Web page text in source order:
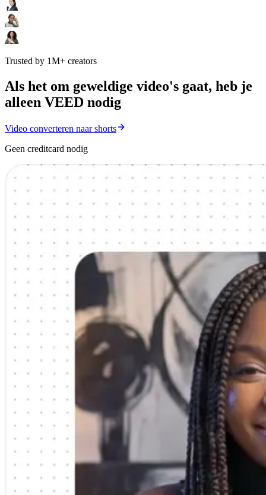
Trusted by 1M+ creators
Als het om geweldige video's gaat, heb je
alleen VEED nodig
Video converteren naar shorts
Geen creditcard nodig